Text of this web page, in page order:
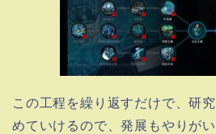
この工程を繰り返すだけで、研
めていけるので、発展もやりが